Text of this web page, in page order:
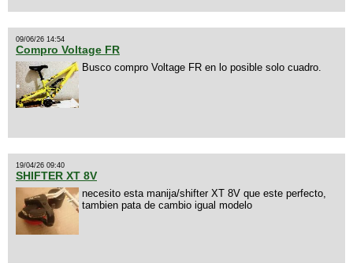
09/06/26 14:54
Compro Voltage FR
Busco compro Voltage FR en lo posible solo cuadro.
19/04/26 09:40
SHIFTER XT 8V
necesito esta manija/shifter XT 8V que este perfecto,
tambien pata de cambio igual modelo